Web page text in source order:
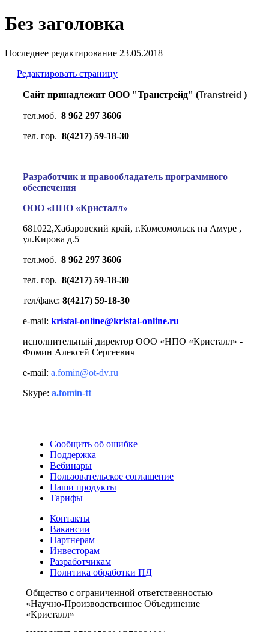
Без заголовка
Последнее редактирование 23.05.2018
Редактировать страницу
Сайт принадлежит ООО "Транстрейд" (Transtreid )
тел.моб. 8 962 297 3606
тел. гор. 8(4217) 59-18-30
Разработчик и правообладатель программного
обеспечения
ООО «НПО «Кристалл»
681022,Хабаровский край, г.Комсомольск на Амуре ,
ул.Кирова д.5
тел.моб. 8 962 297 3606
тел. гор. 8(4217) 59-18-30
тел/факс: 8(4217) 59-18-30
e-mail: kristal-online@kristal-online.ru
исполнительный директор ООО «НПО «Кристалл» -
Фомин Алексей Сергеевич
e-mail: a.fomin@ot-dv.ru
Skype: a.fomin-tt
Сообщить об ошибке
Поддержка
Вебинары
Пользовательское соглашение
Наши продукты
Тарифы
Контакты
Вакансии
Партнерам
Инвесторам
Разработчикам
Политика обработки ПД
Общество с ограниченной ответственностью
«Научно-Производственное Объединение
«Кристалл»